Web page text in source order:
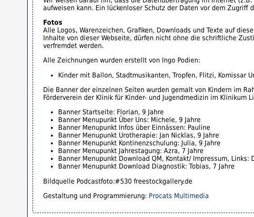
aufweisen kann. Ein lückenloser Schutz der Daten vor dem Zugriff
Fotos
Alle Logos, Warenzeichen, Grafiken, Downloads und Texte auf
Inhalte von dieser Webseite, dürfen nicht ohne die schriftliche
verfremdet werden.
Alle Zeichnungen wurden erstellt von Ingo Podien:
Kinder mit Ballon, Stadtmusikanten, Tropfen, Flitzi, Komissar
Die Banner der einzelnen Seiten wurden gemalt von Kindern im
Förderverein der Klinik für Kinder- und Jugendmedizin im Klinikum
Banner Startseite: Florian, 9 Jahre
Banner Menupunkt Über Uns: Michele, 9 Jahre
Banner Menupunkt Infos über Einnässen: Pauline
Banner Menupunkt Urotherapie: Jan Nicklas, 9 Jahre
Banner Menupunkt Kontinenzschulung: Julia, 9 Jahre
Banner Menupunkt Jahrestagung: Azra, 7 Jahre
Banner Menupunkt Download QM, Kontakt/ Impressum, Links:
Banner Menupunkt Download Diagnostik: Tobias, 7 Jahre
Bildquelle Podcastfoto:#530 freestockgallery.de
Gestaltung und Programmierung: Procats Multimedia